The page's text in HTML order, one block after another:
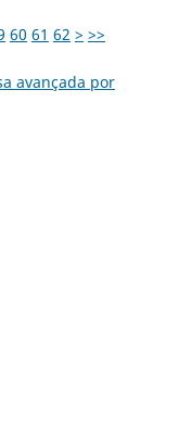
60 61 62 > >>
avançada por